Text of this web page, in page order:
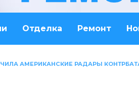
Отделка Ремонт
АМЕРИКАНСКИЕ РАДАРЫ